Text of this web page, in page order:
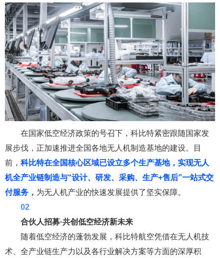
在国家低空经济政策的号召下，科比特紧密跟随国家发
展步伐，正加速推进全国各地无人机制造基地的建设。目
前， 科比特在全国核心区域已设立多个生产基地，实现无人
机全产业链制造与“设计、研发、采购、生产+售后”一站式交
付服务， 为无人机产业的快速发展提供了坚实保障。
02
合伙人招募·共创低空经济新未来
随着低空经济的蓬勃发展，科比特航空凭借在无人机技
术 、全产业链生产力以及各行业解决方案等方面的深厚积